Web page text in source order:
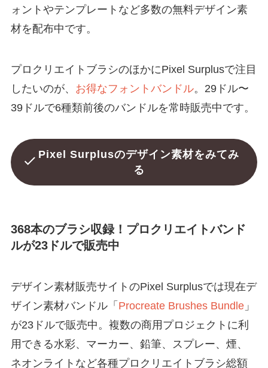
ォントやテンプレートなど多数の無料デザイン素
材を配布中です。
プロクリエイトブラシのほかにPixel Surplusで注目
したいのが、 お得なフォントバンドル。29ドル〜
39ドルで6種類前後のバンドルを常時販売中です。
Pixel Surplusのデザイン素材をみてみ
る
368本のブラシ収録！プロクリエイトバンド
ルが23ドルで販売中
デザイン素材販売サイトのPixel Surplusでは現在デ
ザイン素材バンドル「 Procreate Brushes Bundle」
が23ドルで販売中。複数の商用プロジェクトに利
用できる水彩、マーカー、鉛筆、スプレー、煙、
ネオンライトなど各種プロクリエイトブラシ総額